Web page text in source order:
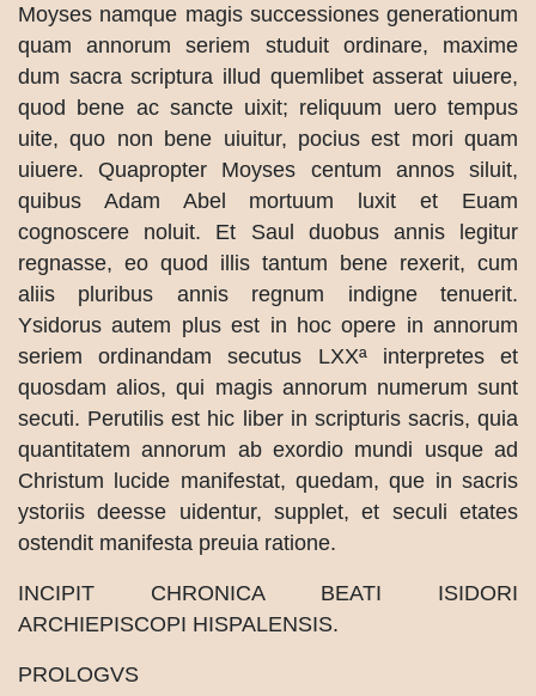
Moyses namque magis successiones generationum
quam annorum seriem studuit ordinare, maxime
dum sacra scriptura illud quemlibet asserat uiuere,
quod bene ac sancte uixit; reliquum uero tempus
uite, quo non bene uiuitur, pocius est mori quam
uiuere. Quapropter Moyses centum annos siluit,
quibus Adam Abel mortuum luxit et Euam
cognoscere noluit. Et Saul duobus annis legitur
regnasse, eo quod illis tantum bene rexerit, cum
aliis pluribus annis regnum indigne tenuerit.
Ysidorus autem plus est in hoc opere in annorum
seriem ordinandam secutus LXXª interpretes et
quosdam alios, qui magis annorum numerum sunt
secuti. Perutilis est hic liber in scripturis sacris, quia
quantitatem annorum ab exordio mundi usque ad
Christum lucide manifestat, quedam, que in sacris
ystoriis deesse uidentur, supplet, et seculi etates
ostendit manifesta preuia ratione.
INCIPIT CHRONICA BEATI ISIDORI
ARCHIEPISCOPI HISPALENSIS.
PROLOGVS